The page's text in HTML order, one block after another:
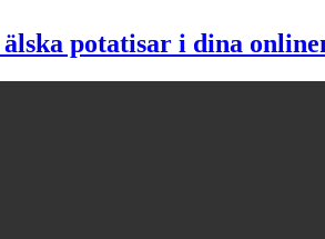
potatisar i dina